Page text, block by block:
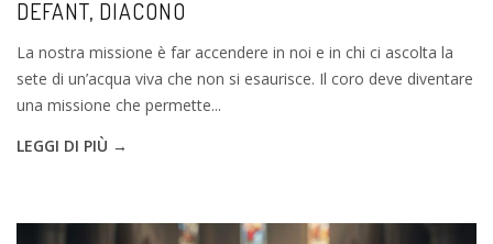
DEFANT, DIACONO
La nostra missione è far accendere in noi e in chi ci ascolta la
sete di un’acqua viva che non si esaurisce. Il coro deve diventare
una missione che permette...
LEGGI DI PIÙ →